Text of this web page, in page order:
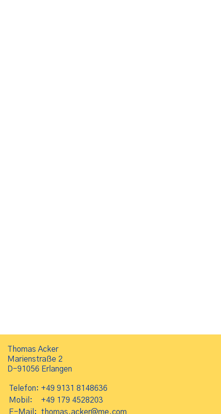
Thomas Acker
Marienstraße 2
D-91056 Erlangen
Telefon: +49 9131 8148636
Mobil:
+49 179 4528203
E-Mail:
thomas.acker@me.com